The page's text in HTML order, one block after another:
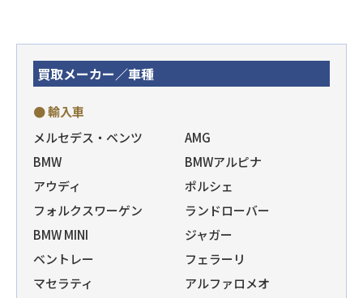
買取メーカー／車種
● 輸入車
メルセデス・ベンツ
AMG
BMW
BMWアルピナ
アウディ
ポルシェ
フォルクスワーゲン
ランドローバー
BMW MINI
ジャガー
ベントレー
フェラーリ
マセラティ
アルファロメオ